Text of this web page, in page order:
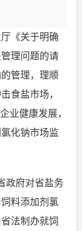
《关于明确
理问题的请
管理，理顺
食盐市场，
业健康发展，
化钠市场监
政府对省盐务
料添加剂氯
法制办就饲